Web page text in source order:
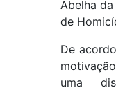
Abelha
de
De
uma